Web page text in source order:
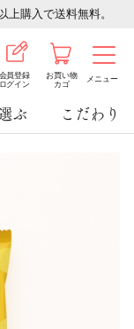
上購入で送料無料。
会員登録
ログイン
お買い物
カゴ
メニュー
ぶ こだわり